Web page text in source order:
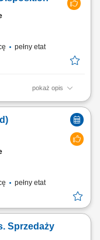
pełny etat
pokaż opis
Nach der
die tägliche
zuverlässig durch
Du
pełny etat